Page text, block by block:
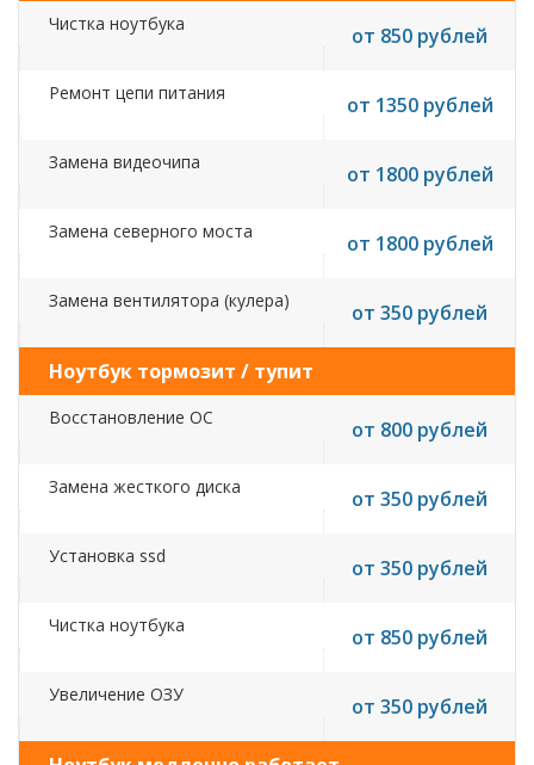
Чистка ноутбука от 850 рублей
Ремонт цепи питания от 1350 рублей
Замена видеочипа от 1800 рублей
Замена северного моста от 1800 рублей
Замена вентилятора (кулера) от 350 рублей
Ноутбук тормозит / тупит
Восстановление ОС от 800 рублей
Замена жесткого диска от 350 рублей
Установка ssd от 350 рублей
Чистка ноутбука от 850 рублей
Увеличение ОЗУ от 350 рублей